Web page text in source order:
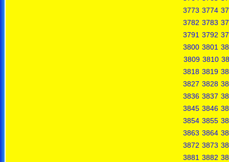
3773 3774
3782 3783
3791 3792
3800 3801
3809 3810
3818 3819
3827 3828
3836 3837
3845 3846
3854 3855
3863 3864
3872 3873
3881 3882